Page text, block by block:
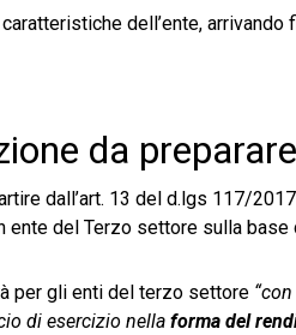
dell’ente, arrivando
da preparare
dall’art. 13 del d.lgs 117/
del Terzo settore sulla
per gli enti del terzo settore
di esercizio nella forma del